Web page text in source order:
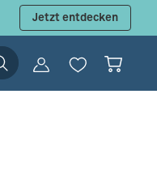
Jetzt entdecken